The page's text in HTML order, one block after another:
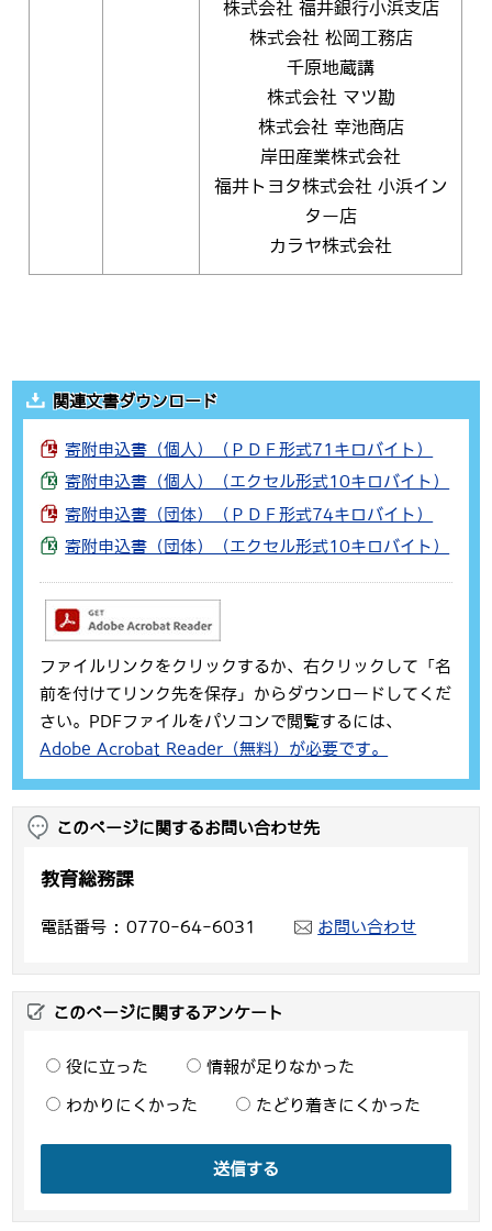
株式会社 福井銀行小浜支店
株式会社 松岡工務店
千原地蔵講
株式会社 マツ勘
株式会社 幸池商店
岸田産業株式会社
福井トヨタ株式会社 小浜イン
ター店
カラヤ株式会社
関連文書ダウンロード
寄附申込書（個人）（ＰＤＦ形式71キロバイト）
寄附申込書（個人）（エクセル形式10キロバイト）
寄附申込書（団体）（ＰＤＦ形式74キロバイト）
寄附申込書（団体）（エクセル形式10キロバイト）
ファイルリンクをクリックするか、右クリックして「名
前を付けてリンク先を保存」からダウンロードしてくだ
さい。PDFファイルをパソコンで閲覧するには、
Adobe Acrobat Reader（無料）が必要です。
このページに関するお問い合わせ先
教育総務課
電話番号 0770-64-6031 お問い合わせ
このページに関するアンケート
役に立った 情報が足りなかった
わかりにくかった たどり着きにくかった
送信する